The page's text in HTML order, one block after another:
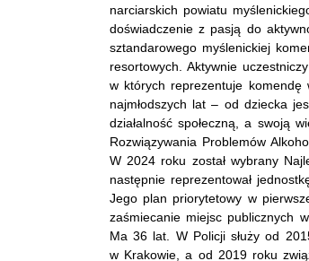
narciarskich powiatu
doświadczenie z pasją do
sztandarowego myślenickiej
resortowych. Aktywnie
w których reprezentuje komendę
najmłodszych lat – od dziecka
działalność społeczną, a swoją
Rozwiązywania Problemów
W 2024 roku został wybrany
następnie reprezentował
Jego plan priorytetowy w
zaśmiecanie miejsc publicznych
Ma 36 lat. W Policji służy od
w Krakowie, a od 2019 roku